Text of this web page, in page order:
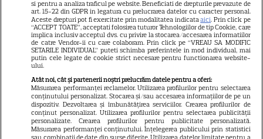
Unica
Retete practice
URMĂREȘTE-NE PE
Copyright2026Ringier Romania – Toate Drepturile rezervate
si pentru a analiza traficul pe website. Beneficiati de drepturile prevazute de
art. 15-22 din GDPR in legatura cu prelucrarea datelor cu caracter personal.
Aceste drepturi pot fi exercitate prin modalitatea indicataaici. Prin click pe
“ACCEPT TOATE”, acceptati folosirea tuturor Tehnologiilor de tip Cookie, care
implica inclusiv acceptul dvs. cu privire la stocarea/accesarea informatiilor
de catre Vendor-ii cu care colaboram. Prin click pe “VREAU SA MODIFIC
SETARILE INDIVIDUAL” puteti schimba preferintele in mod individual, mai
putin cele legate de cookie strict necesare pentru functionarea website-
ului.
Atât noi, cât și partenerii noștri prelucrăm datele pentru a oferi:
Măsurarea performanței reclamelor. Utilizarea profilurilor pentru selectarea
conținutului personalizat. Stocarea și/sau accesarea informațiilor de pe un
dispozitiv. Dezvoltarea și îmbunătățirea serviciilor. Crearea profilurilor de
conținut personalizat. Utilizarea profilurilor pentru selectarea publicității
personalizate. Crearea profilurilor pentru publicitate personalizată.
Măsurarea performanței conținutului. Înțelegerea publicului prin statistici
sau combinații de date din surse diferite. Utilizarea datelor limitate pentru a